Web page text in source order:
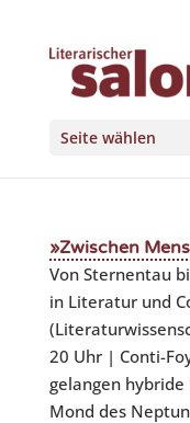
Seite wählen
»Zwischen
Von Sternentau
in Literatur und
20 Uhr | Conti-
gelangen hybride
Mond des